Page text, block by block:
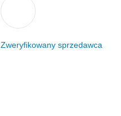
Zweryfikowany sprzedawca